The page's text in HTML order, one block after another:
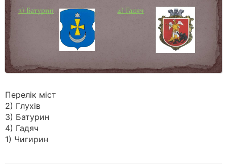
Перелік міст
2) Глухів
3) Батурин
4) Гадяч
1) Чигирин